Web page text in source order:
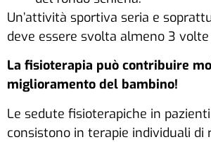
Un’attività sportiva seria e
deve essere svolta almeno 3
La fisioterapia può contribuire
miglioramento del bambino!
Le sedute fisioterapiche in
consistono in terapie individuali di